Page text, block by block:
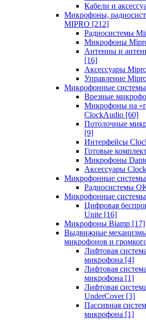
Кабели и
Микрофоны,
MIPRO [212]
Радиосистемы
Микрофоны
Антенны и
[16]
Аксессуары
Управление
Микрофонные
Врезные
Микрофоны на
ClockAudio [60]
Потолочные
[9]
Интерфейсы
Готовые
Микрофоны
Аксессуары
Микрофонные системы
Радиосистемы
Микрофонные
Цифровая
Unite [16]
Микрофоны Biamp [17]
Выдвижные
микрофонов и
Лифтовая
микрофона [4]
Лифтовая
микрофона [1]
Лифтовая
UnderCover [3]
Пассивная
микрофона [1]